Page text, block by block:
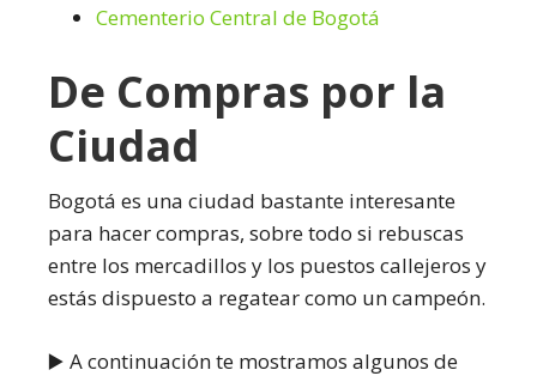
Cementerio Central de Bogotá
De Compras por la
Ciudad
Bogotá es una ciudad bastante interesante
para hacer compras, sobre todo si rebuscas
entre los mercadillos y los puestos callejeros y
estás dispuesto a regatear como un campeón.
▶️ A continuación te mostramos algunos de